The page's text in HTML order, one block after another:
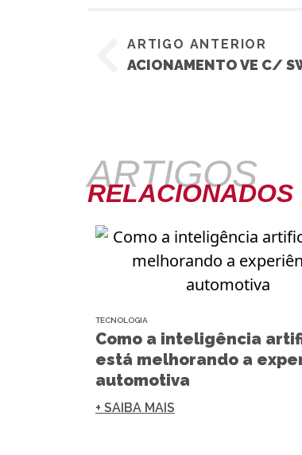
ARTIGO ANTERIOR
ARTIGOS
RELACIONADOS
TECNOLOGIA
Como a inteligência
está melhorando a
automotiva
+ SAIBA MAIS